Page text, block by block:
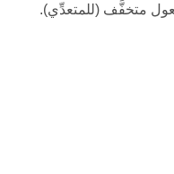
متخفَّف (للمتعدِّي).